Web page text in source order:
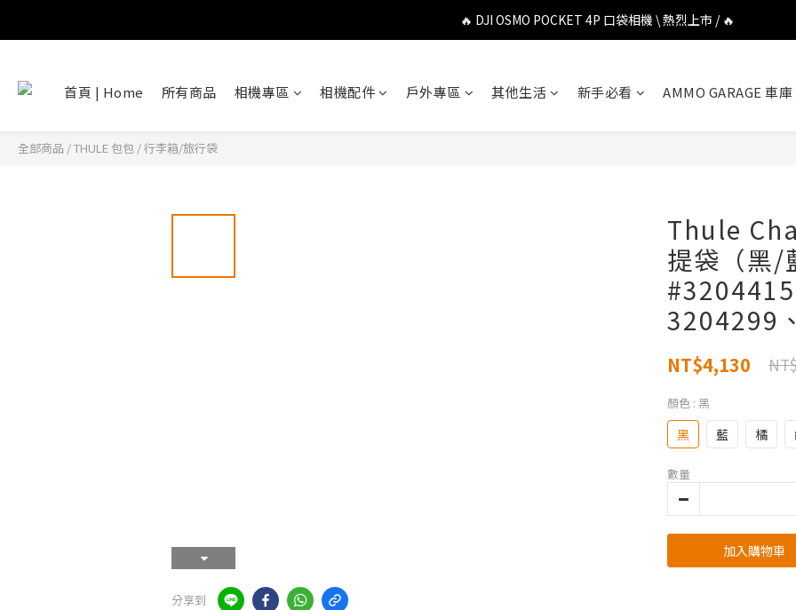
🔥 DJI OSMO POCKET 4P 口袋相機 \ 熱烈上市 / 🔥
🔥 DJI OSMO POCKET 4P 口袋相機 \ 熱烈上市 / 🔥
🔥 Insta360 GO Ultra Hello Kitty 聯名限定套裝 \ 時尚上市 / 🔥
首頁 | Home 所有商品 相機專區 相機配件 戶外專區 其他生活 新手必看 AMMO GARAGE 車庫
全部商品 /THULE 包包 /行李箱/旅行袋
分享到
Thule
提袋（黑/
3204299
NT$4,130
顏色 : 黑
黑 藍 橘
數量
加入購物車